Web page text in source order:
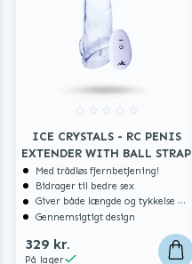
ICE CRYSTALS - RC PENIS
EXTENDER WITH BALL STRAP
Med trådløs fjernbetjening!
Bidrager til bedre sex
Giver både længde og tykkelse – for hendes nydelse
Gennemsigtigt design
329 kr.
På lager